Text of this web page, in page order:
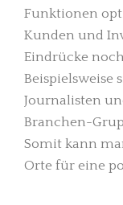
Funktionen
Kunden und
Eindrücke
Beispielsweise
Journalisten
Branchen-
Somit kann
Orte für eine